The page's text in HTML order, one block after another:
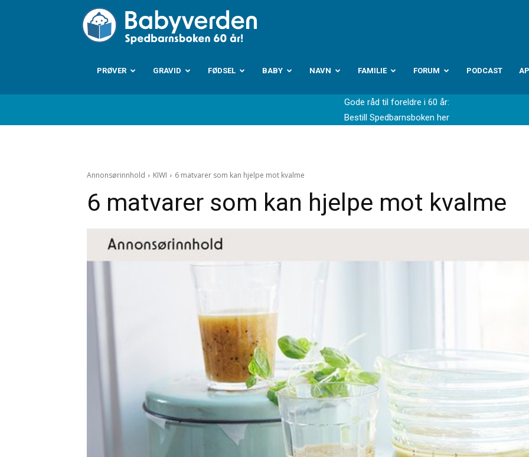
Babyverden.no
PRØVER GRAVID FØDSEL BABY NAVN FAMILIE FORUM PODCAST
Gode råd til foreldre i 60 år:
Bestill Spedbarnsboken her
Annonsørinnhold KIWI 6 matvarer som kan hjelpe mot kvalme
6 matvarer som kan hjelpe mot kvalme